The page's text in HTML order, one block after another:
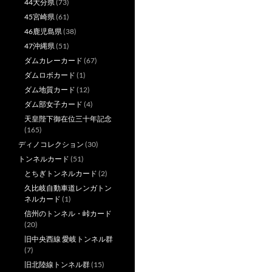
44大分県(73)
45宮崎県(61)
46鹿児島県(38)
47沖縄県(51)
ダムカレーカード (67)
ダムロボカード (1)
ダム地質カード (12)
ダム部女子カード (4)
天皇陛下御在位三十年記念
(165)
ディノコレクション (30)
トンネルカード (51)
とちぎトンネルカード (2)
久比岐自動車道レンガトン
ネルカード (1)
信州のトンネル・峠カード
(20)
旧中央西線 愛岐トンネル群
(7)
旧北陸線トンネル群(15)